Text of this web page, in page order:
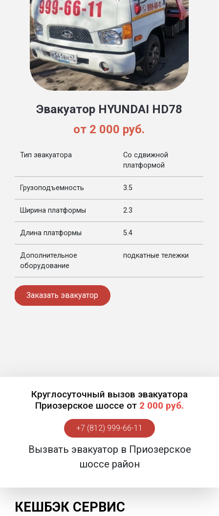
Эвакуатор HYUNDAI HD78
от 2 000 руб.
Тип эвакуатора
Со сдвижной
платформой
Грузоподъемность 3.5
Ширина платформы 2.3
Длина платформы 5.4
Дополнительное
оборудование
подкатные тележки
Заказать эвакуатор
Круглосуточный вызов эвакуатора
Приозерское шоссе от 2 000 руб.
+7 (812) 999-66-11
Вызвать эвакуатор в Приозерское
шоссе район
КЕШБЭК СЕРВИС